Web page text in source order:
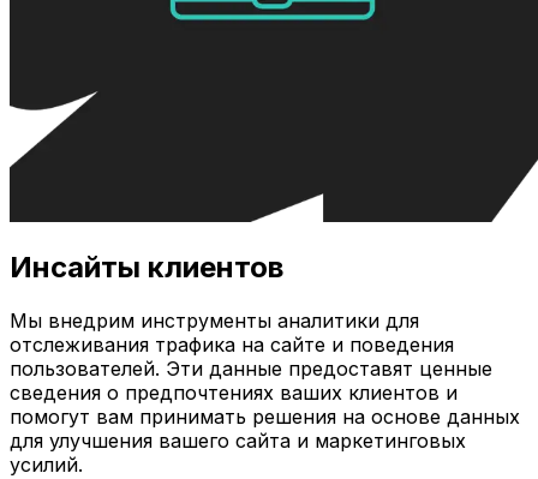
Инсайты клиентов
Мы внедрим инструменты аналитики для
отслеживания трафика на сайте и поведения
пользователей. Эти данные предоставят ценные
сведения о предпочтениях ваших клиентов и
помогут вам принимать решения на основе данных
для улучшения вашего сайта и маркетинговых
усилий.